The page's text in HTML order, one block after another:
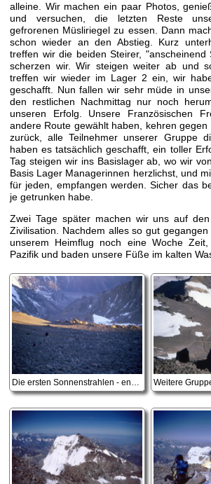
alleine. Wir machen ein paar Photos,
und versuchen, die letzten Reste
gefrorenen Müsliriegel zu essen. Dann
schon wieder an den Abstieg. Kurz
treffen wir die beiden Steirer, "anscheinend
scherzen wir. Wir steigen weiter ab und
treffen wir wieder im Lager 2 ein, wir
geschafft. Nun fallen wir sehr müde in
den restlichen Nachmittag nur noch
unseren Erfolg. Unsere Französischen
andere Route gewählt haben, kehren
zurück, alle Teilnehmer unserer Gruppe
haben es tatsächlich geschafft, ein toller
Tag steigen wir ins Basislager ab, wo wir
Basis Lager Managerinnen herzlichst, und
für jeden, empfangen werden. Sicher das
je getrunken habe.
Zwei Tage später machen wir uns auf
Zivilisation. Nachdem alles so gut
unserem Heimflug noch eine Woche
Pazifik und baden unsere Füße im kalten